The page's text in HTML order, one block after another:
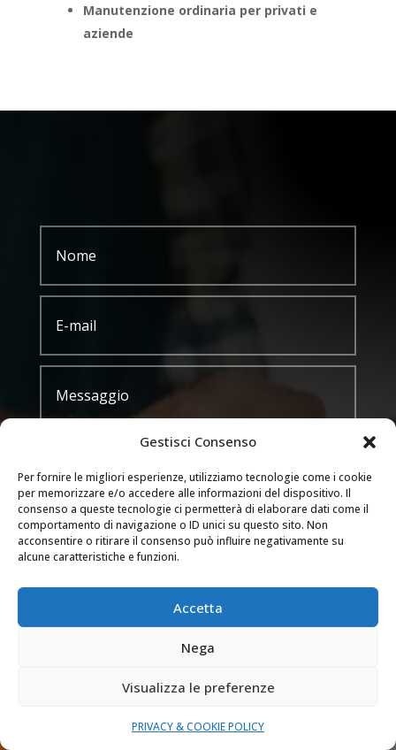
Gestisci Consenso
Per fornire le migliori esperienze, utilizziamo tecnologie come i cookie
per memorizzare e/o accedere alle informazioni del dispositivo. Il
consenso a queste tecnologie ci permetterà di elaborare dati come il
comportamento di navigazione o ID unici su questo sito. Non
acconsentire o ritirare il consenso può influire negativamente su
alcune caratteristiche e funzioni.
Accetta
Nega
Visualizza le preferenze
PRIVACY & COOKIE POLICY
Manutenzione ordinaria per privati e
aziende
Trattamento dei dati
Acconsento al trattamento dei miei dati
2 + 15= INVIA
ZONE DI INTERVENTO
Novara, Varese, Bergamo, Lecco, le loro